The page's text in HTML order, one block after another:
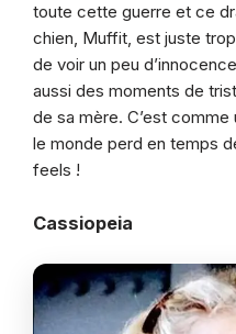
toute cette guerre et ce
chien, Muffit, est juste
de voir un peu
aussi des moments de
de sa mère. C’est
le monde perd en temps
feels !
Cassiopeia